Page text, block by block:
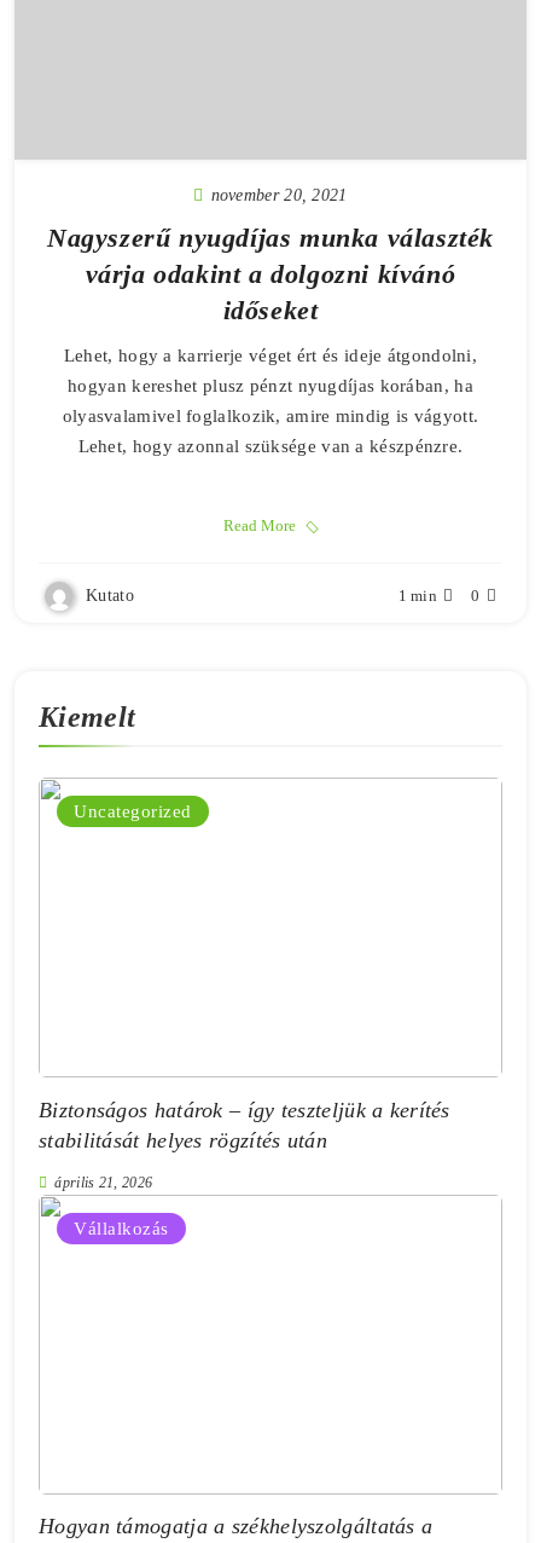
Kiemelt
Uncategorized
Biztonságos határok – így teszteljük a kerítés
stabilitását helyes rögzítés után
április 21, 2026
Vállalkozás
Hogyan támogatja a székhelyszolgáltatás a
november 20, 2021
Nagyszerű nyugdíjas munka választék
várja odakint a dolgozni kívánó
időseket
Lehet, hogy a karrierje véget ért és ideje átgondolni,
hogyan kereshet plusz pénzt nyugdíjas korában, ha
olyasvalamivel foglalkozik, amire mindig is vágyott.
Lehet, hogy azonnal szüksége van a készpénzre.
Read More
Kutato 1 min 0